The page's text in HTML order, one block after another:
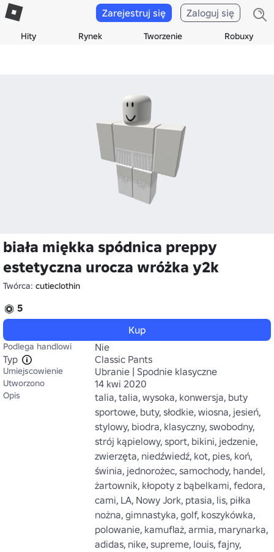
Hity Rynek Tworzenie Robuxy
Zarejestruj się Zaloguj się
biała miękka spódnica preppy
estetyczna urocza wróżka y2k
Twórca: cutieclothin
5
Kup
Podlega handlowi
Nie
Typ
Classic Pants
Umiejscowienie Ubranie | Spodnie klasyczne
Utworzono 14 kwi 2020
Opis
talia, talia, wysoka, konwersja, buty
sportowe, buty, słodkie, wiosna, jesień,
stylowy, biodra, klasyczny, swobodny,
strój kąpielowy, sport, bikini, jedzenie,
zwierzęta, niedźwiedź, kot, pies, koń,
świnia, jednorożec, samochody, handel,
żartownik, kłopoty z bąbelkami, fedora,
cami, LA, Nowy Jork, ptasia, lis, piłka
nożna, gimnastyka, golf, koszykówka,
polowanie, kamuflaż, armia, marynarka,
adidas, nike, supreme, louis, fajny,